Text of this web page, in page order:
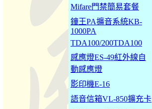
Mifare門禁簡易套餐
鐘王PA擴音系統KB-
1000PA
TDA100/200TDA100
感應燈ES-49紅外線自
動感應燈
影印機E-16
語音信箱VL-850擴充卡